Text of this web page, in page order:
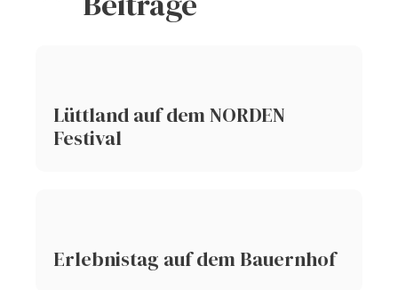
Lüttland auf dem NORDEN
Festival
Erlebnistag auf dem Bauernhof